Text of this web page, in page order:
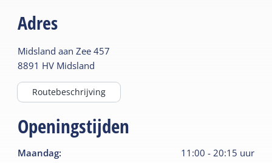
Adres
Midsland aan Zee 457
8891 HV Midsland
Routebeschrijving
Openingstijden
Maandag: 11:00 - 20:15 uur